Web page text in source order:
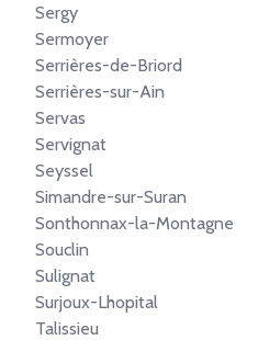
Sergy
Sermoyer
Serrières-de-Briord
Serrières-sur-Ain
Servas
Servignat
Seyssel
Simandre-sur-Suran
Sonthonnax-la-Montagne
Souclin
Sulignat
Surjoux-Lhopital
Talissieu